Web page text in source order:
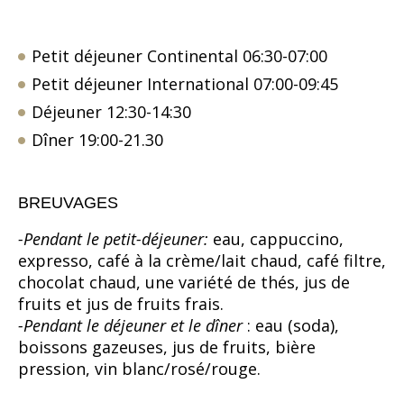
Petit déjeuner Continental 06:30-07:00
Petit déjeuner International 07:00-09:45
Déjeuner 12:30-14:30
Dîner 19:00-21.30
BREUVAGES
-Pendant le petit-déjeuner: eau, cappuccino,
expresso, café à la crème/lait chaud, café filtre,
chocolat chaud, une variété de thés, jus de
fruits et jus de fruits frais.
-Pendant le déjeuner et le dîner: eau (soda),
boissons gazeuses, jus de fruits, bière
pression, vin blanc/rosé/rouge.